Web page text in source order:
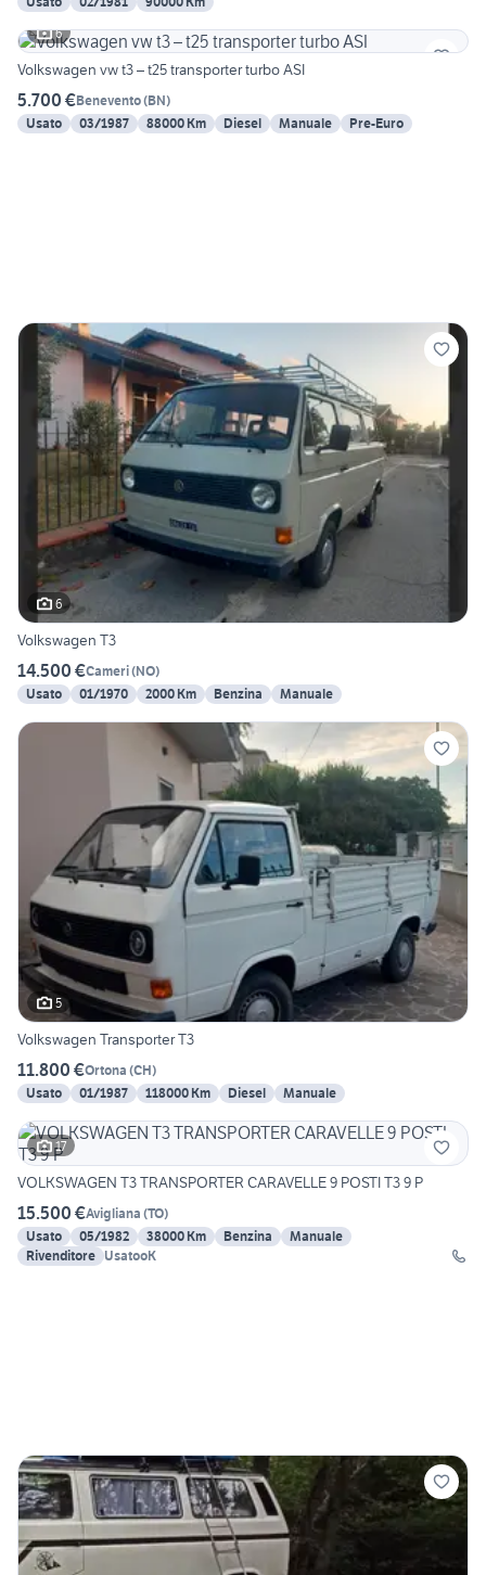
6
Volkswagen vw t3 – t25 transporter turbo ASI
5.700 €Benevento(BN)
Usato
03/1987 88000 Km Diesel Manuale Pre-Euro
6
Volkswagen T3
14.500 €Cameri(NO)
Usato
01/1970 2000 Km Benzina Manuale
5
Volkswagen Transporter T3
11.800 €Ortona (CH)
Usato
01/1987 118000 Km Diesel Manuale
17
VOLKSWAGEN T3 TRANSPORTER CARAVELLE 9 POSTI T3 9 P
15.500 €Avigliana (TO)
Usato
05/1982 38000 Km Benzina
Manuale
Rivenditore UsatooK